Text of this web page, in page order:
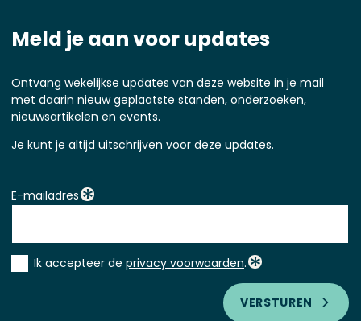
Meld je aan voor updates
Ontvang wekelijkse updates van deze website in je mail
met daarin nieuw geplaatste standen, onderzoeken,
nieuwsartikelen en events.
Je kunt je altijd uitschrijven voor deze updates.
E-mailadres
Instemming
Ik accepteer de privacy voorwaarden.
VERSTUREN